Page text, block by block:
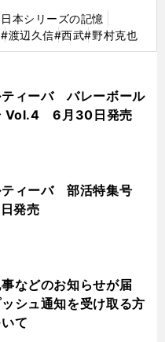
本シリーズの記憶
#渡辺久信#西武#野村克也
ティーバ バレーボール
Vol.4 6月30日発売
ティーバ 部活特集号
発売
などのお知らせが届
シュ通知を受け取る方
て